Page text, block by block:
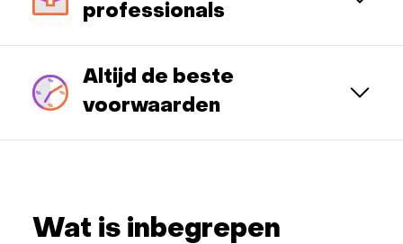
professionals
Altijd de beste
voorwaarden
Wat is inbegrepen